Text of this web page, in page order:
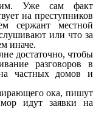
Уже сам факт
на преступников
сержант местной
или что за
иначе.
достаточно, чтобы
разговоров в
частных домов и
ока, пишут
идут заявки на